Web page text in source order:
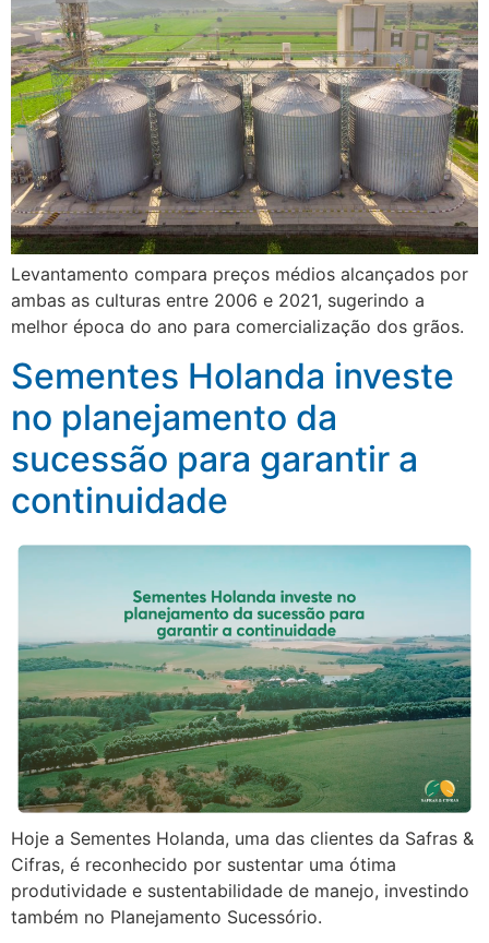
Levantamento compara preços médios alcançados por
ambas as culturas entre 2006 e 2021, sugerindo a
melhor época do ano para comercialização dos grãos.
Sementes Holanda investe
no planejamento da
sucessão para garantir a
continuidade
Hoje a Sementes Holanda, uma das clientes da Safras &
Cifras, é reconhecido por sustentar uma ótima
produtividade e sustentabilidade de manejo, investindo
também no Planejamento Sucessório.